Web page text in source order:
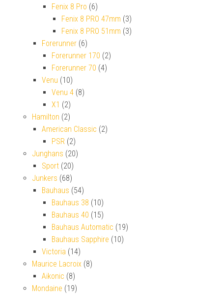
Fenix 8 Pro (6)
Fenix 8 PRO 47mm (3)
Fenix 8 PRO 51mm (3)
Forerunner (6)
Forerunner 170 (2)
Forerunner 70 (4)
Venu (10)
Venu 4 (8)
X1 (2)
Hamilton (2)
American Classic (2)
PSR (2)
Junghans (20)
Sport (20)
Junkers (68)
Bauhaus (54)
Bauhaus 38 (10)
Bauhaus 40 (15)
Bauhaus Automatic (19)
Bauhaus Sapphire (10)
Victoria (14)
Maurice Lacroix (8)
Aikonic (8)
Mondaine (19)